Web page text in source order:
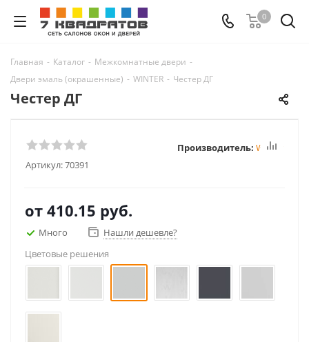
0
Главная - Каталог - Межкомнатные двери -
Двери эмаль (окрашенные) - WINTER - Честер ДГ
Честер ДГ
Артикул:70391
Производитель: Winter
от 410.15 руб.
Много
Нашли дешевле?
Цветовые решения